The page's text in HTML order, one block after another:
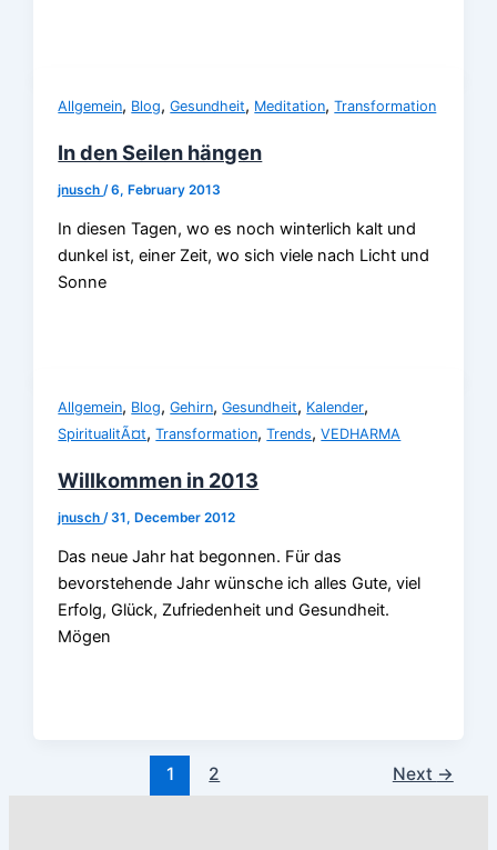
Allgemein, Blog,Gesundheit, Meditation,Transformation
In den Seilen hängen
jnusch /6, February 2013
In diesen Tagen, wo es noch winterlich kalt und
dunkel ist, einer Zeit, wo sich viele nach Licht und
Sonne
Allgemein, Blog,Gehirn,Gesundheit, Kalender,
SpiritualitÃ¤t,Transformation,Trends,VEDHARMA
Willkommen in 2013
jnusch /31, December 2012
Das neue Jahr hat begonnen. Für das
bevorstehende Jahr wünsche ich alles Gute, viel
Erfolg, Glück, Zufriedenheit und Gesundheit.
Mögen
1 2 Next →